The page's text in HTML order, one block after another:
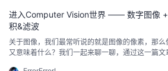
进入Computer Vision世界 —— 数字图像
积&滤波
关于图像，我们最常听说的就是图像的像素，那
又意味着什么？我们一起来聊一聊，通过这一篇